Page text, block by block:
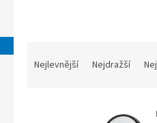
Nejlevnější Nejdražší